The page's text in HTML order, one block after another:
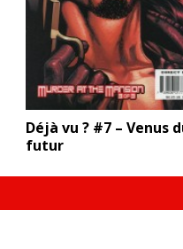
Déjà vu ? #7 – Venus
futur